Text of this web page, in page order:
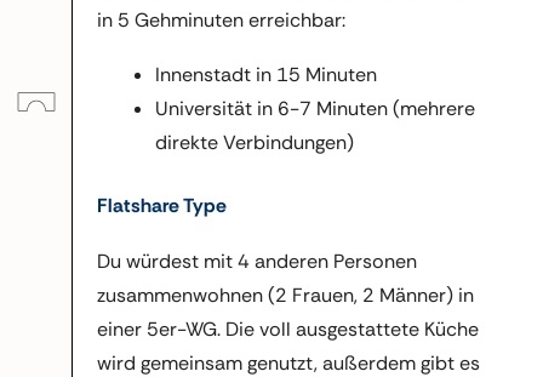
in 5 Gehminuten erreichbar:
Innenstadt in 15 Minuten
Universität in 6-7 Minuten (mehrere
direkte Verbindungen)
Flatshare Type
Du würdest mit 4 anderen Personen
zusammenwohnen (2 Frauen, 2 Männer) in
einer 5er-WG. Die voll ausgestattete Küche
wird gemeinsam genutzt, außerdem gibt es